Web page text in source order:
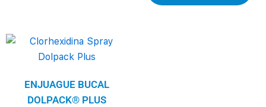
ENJUAGUE BUCAL
DOLPACK® PLUS